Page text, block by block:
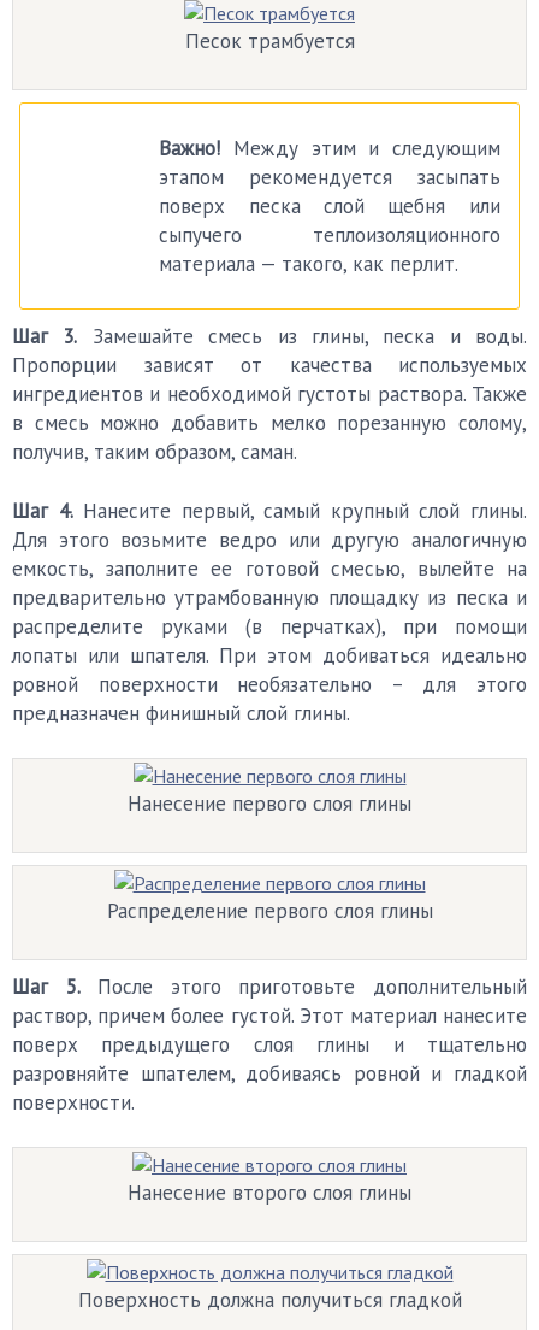
Песок трамбуется
Важно! Между этим и следующим
этапом рекомендуется засыпать
поверх песка слой щебня или
сыпучего теплоизоляционного
материала — такого, как перлит.
Шаг 3. Замешайте смесь из глины, песка и воды.
Пропорции зависят от качества используемых
ингредиентов и необходимой густоты раствора. Также
в смесь можно добавить мелко порезанную солому,
получив, таким образом, саман.
Шаг 4.Нанесите первый, самый крупный слой глины.
Для этого возьмите ведро или другую аналогичную
емкость, заполните ее готовой смесью, вылейте на
предварительно утрамбованную площадку из песка и
распределите руками (в перчатках), при помощи
лопаты или шпателя. При этом добиваться идеально
ровной поверхности необязательно – для этого
предназначен финишный слой глины.
Нанесение первого слоя глины
Распределение первого слоя глины
Шаг 5.После этого приготовьте дополнительный
раствор, причем более густой. Этот материал нанесите
поверх предыдущего слоя глины и тщательно
разровняйте шпателем, добиваясь ровной и гладкой
поверхности.
Нанесение второго слоя глины
Поверхность должна получиться гладкой